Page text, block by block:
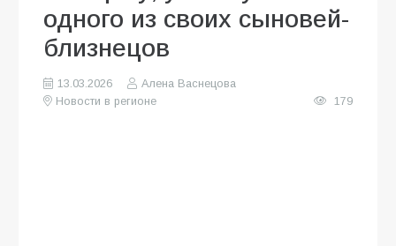
одного из своих сыновей-
близнецов
13.03.2026
Алена Васнецова
Новости в регионе
179